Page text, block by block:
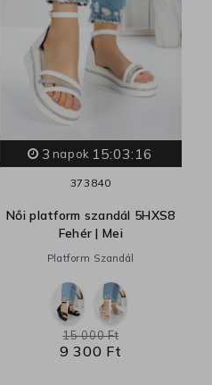
3 napok 15:03:15
373840
Női platform szandál 5HXS8
Fehér | Mei
Platform Szandál
9 300 Ft
15 000 Ft